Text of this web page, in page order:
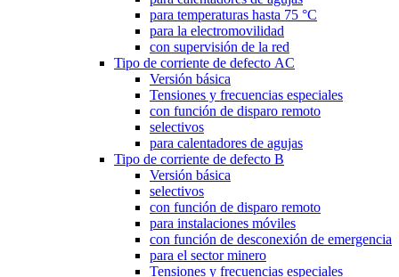
para temperaturas hasta 75 °C
para la electromovilidad
con supervisión de la red
Tipo de corriente de defecto AC
Versión básica
Tensiones y frecuencias especiales
con función de disparo remoto
selectivos
para calentadores de agujas
Tipo de corriente de defecto B
Versión básica
selectivos
con función de disparo remoto
para instalaciones móviles
con función de desconexión de emergencia
para el sector minero
Tensiones y frecuencias especiales